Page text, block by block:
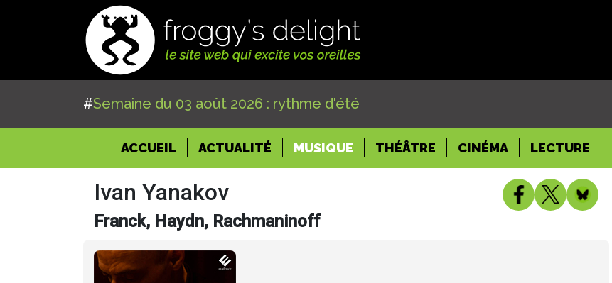
#Semaine du 03 août 2026 : rythme d'été
ACCUEIL(CURRENT)
ACTUALITÉ MUSIQUE THÉÂTRE CINÉMA LECTURE
Ivan Yanakov
Franck, Haydn, Rachmaninoff